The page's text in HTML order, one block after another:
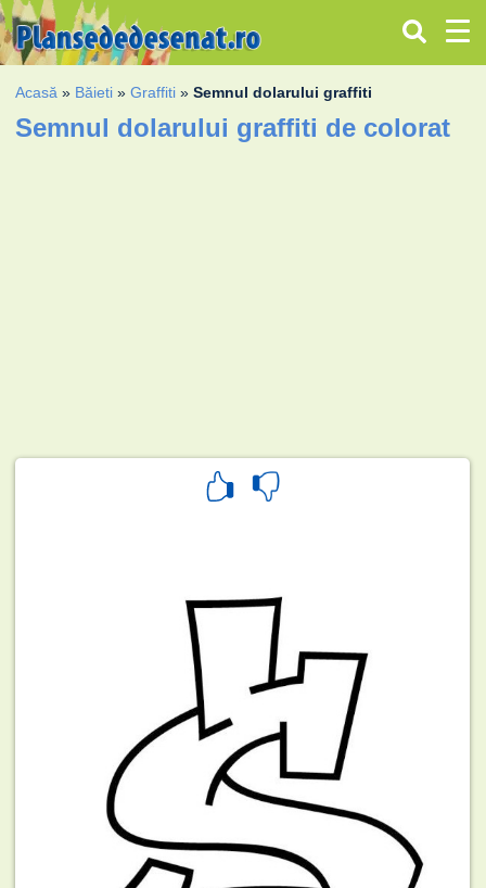
Acasă » Băieti »Graffiti »Semnul dolarului graffiti
Semnul dolarului graffiti de colorat